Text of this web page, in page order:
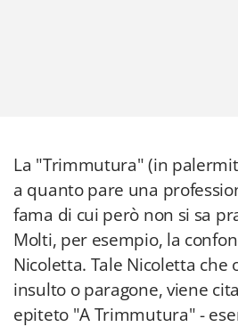
La "Trimmutura" (in
a quanto pare una
fama di cui però non si sa
Molti, per esempio, la
Nicoletta. Tale Nicoletta che
insulto o paragone, viene
epiteto "A Trimmutura" -